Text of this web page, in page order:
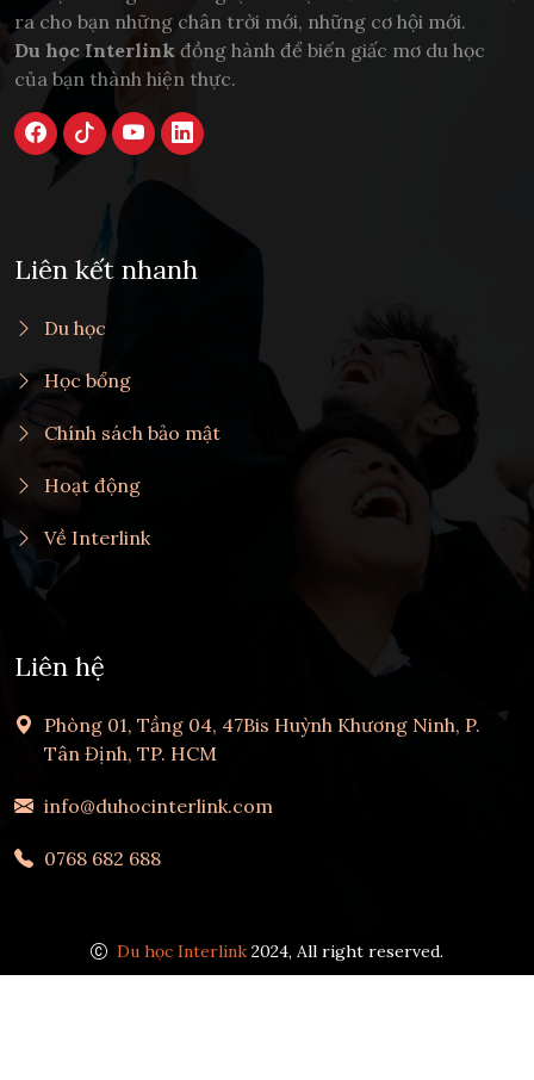
ra cho bạn những chân trời mới, những cơ hội mới.
Du học Interlink đồng hành để biến giấc mơ du học
của bạn thành hiện thực.
Liên kết nhanh
Du học
Học bổng
Chính sách bảo mật
Hoạt động
Về Interlink
Liên hệ
Phòng 01, Tầng 04, 47Bis Huỳnh Khương Ninh, P.
Tân Định, TP. HCM
info@duhocinterlink.com
0768 682 688
Du học Interlink 2024, All right reserved.